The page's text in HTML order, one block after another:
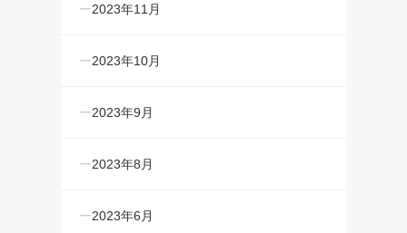
2023年11月
2023年10月
2023年9月
2023年8月
2023年6月